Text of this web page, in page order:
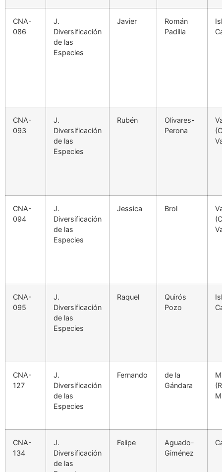
CNA-
086
J.
Diversificación
de las
Especies
Javier
Román
Padilla
CNA-
093
J.
Diversificación
de las
Especies
Rubén
Olivares-
Perona
CNA-
094
J.
Diversificación
de las
Especies
Jessica Brol
CNA-
095
J.
Diversificación
de las
Especies
Raquel
Quirós
Pozo
CNA-
127
J.
Diversificación
de las
Especies
Fernando
de la
Gándara
CNA-
134
J.
Diversificación
de las
Felipe
Aguado-
Giménez